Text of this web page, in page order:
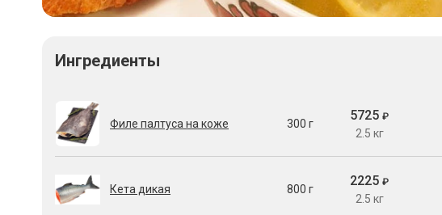
Ингредиенты
Филе палтуса на коже 300 г
5725 ₽
2.5 кг
Кета дикая 800 г
2225 ₽
2.5 кг